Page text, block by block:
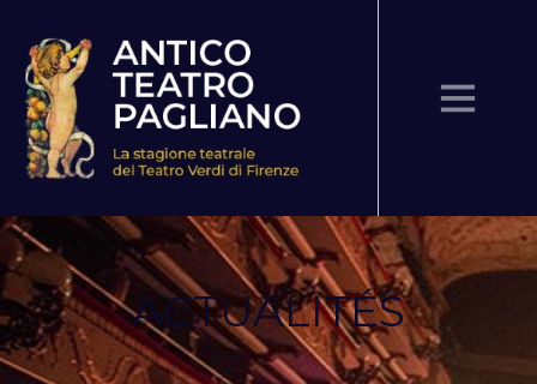
Tel 055-213496 -info@teatroverdionline.it
archivio stagioni
sponsor
ACTUALITÉS